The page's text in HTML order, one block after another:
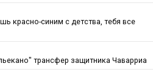
красно-синим с детства, тебя все
трансфер защитника Чаварриа